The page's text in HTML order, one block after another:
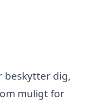
beskytter dig,
muligt for